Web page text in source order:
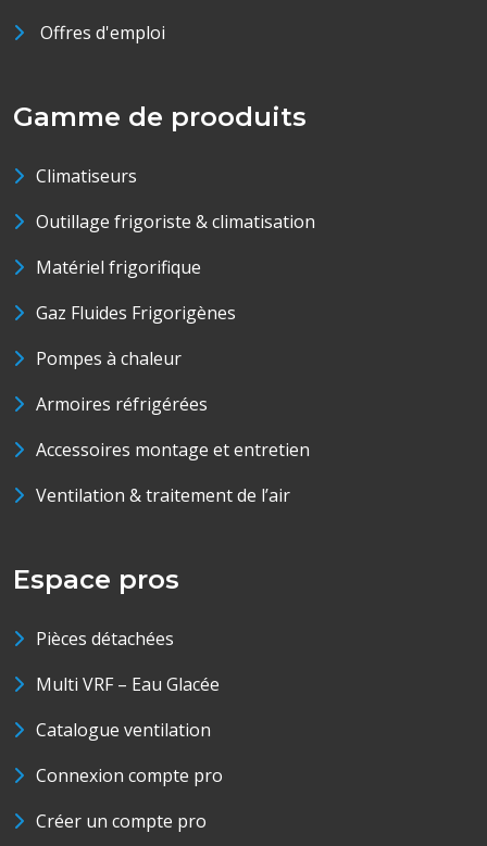
Offres d'emploi
Gamme de prooduits
Climatiseurs
Outillage frigoriste & climatisation
Matériel frigorifique
Gaz Fluides Frigorigènes
Pompes à chaleur
Armoires réfrigérées
Accessoires montage et entretien
Ventilation & traitement de l’air
Espace pros
Pièces détachées
Multi VRF – Eau Glacée
Catalogue ventilation
Connexion compte pro
Créer un compte pro